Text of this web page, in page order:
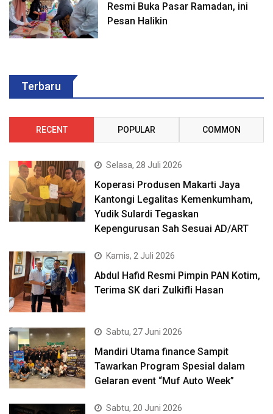
Resmi Buka Pasar Ramadan, ini
Pesan Halikin
Terbaru
RECENT POPULAR COMMON
Selasa, 28 Juli 2026
Koperasi Produsen Makarti Jaya
Kantongi Legalitas Kemenkumham,
Yudik Sulardi Tegaskan
Kepengurusan Sah Sesuai AD/ART
Kamis, 2 Juli 2026
Abdul Hafid Resmi Pimpin PAN Kotim,
Terima SK dari Zulkifli Hasan
Sabtu, 27 Juni 2026
Mandiri Utama finance Sampit
Tawarkan Program Spesial dalam
Gelaran event “Muf Auto Week”
Sabtu, 20 Juni 2026